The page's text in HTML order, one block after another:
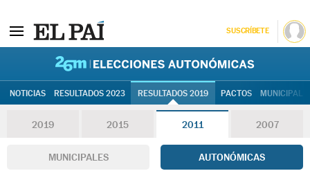
SUSCRÍBETE
NOTICIAS RESULTADOS 2023 RESULTADOS 2019 PACTOS
2019 2015 2011 2007
MUNICIPALES AUTONÓMICAS